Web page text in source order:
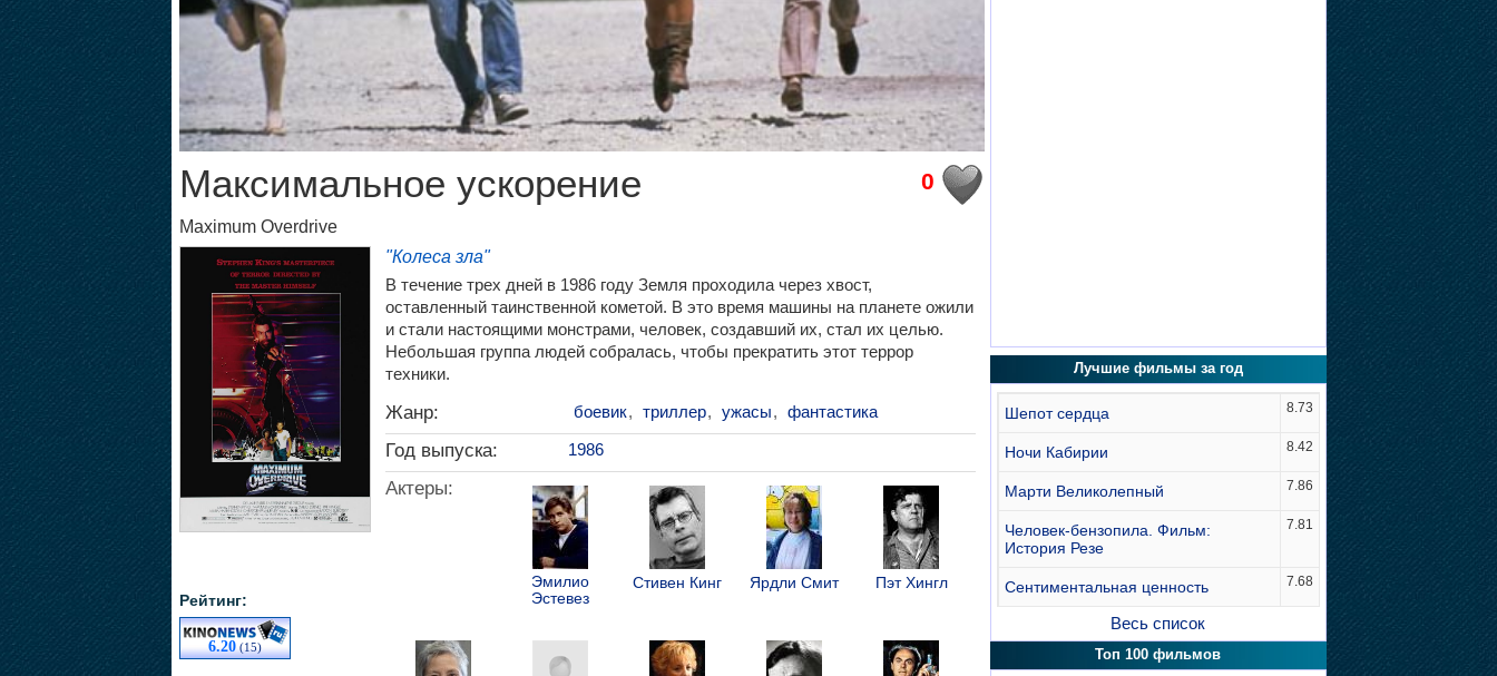
0
Максимальное ускорение
Maximum Overdrive
Рейтинг:
6.20(15)
"Колеса зла"
В течение трех дней в 1986 году Земля проходила через хвост,
оставленный таинственной кометой. В это время машины на планете ожили
и стали настоящими монстрами, человек, создавший их, стал их целью.
Небольшая группа людей собралась, чтобы прекратить этот террор
техники.
Жанр: боевик, триллер, ужасы, фантастика
Год выпуска: 1986
Актеры:
Эмилио
Эстевез
Стивен Кинг Ярдли Смит Пэт Хингл
Лучшие фильмы за год
Шепот сердца 8.73
Ночи Кабирии 8.42
Марти Великолепный 7.86
Человек-бензопила. Фильм:
История Резе
7.81
Сентиментальная ценность 7.68
Весь список
Топ 100 фильмов